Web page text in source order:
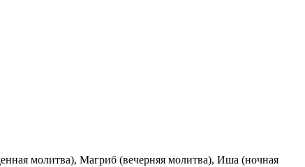
молитва), Магриб (вечерняя молитва), Иша (ночная